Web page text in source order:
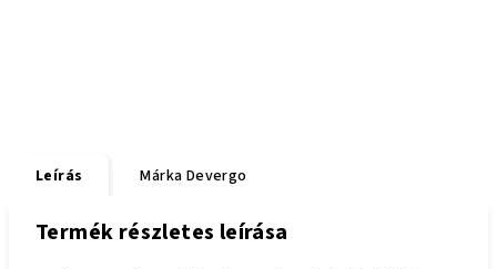
Leírás Márka Devergo
Termék részletes leírása